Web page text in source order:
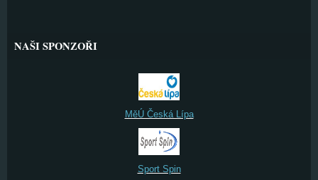
NAŠI SPONZOŘI
MěÚ Česká Lípa
Sport Spin